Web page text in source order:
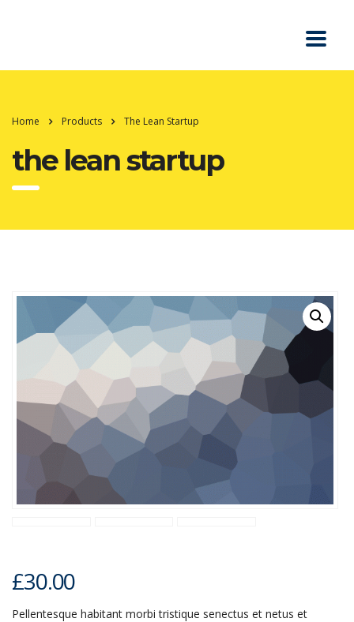
Home Products The Lean Startup
the lean startup
£30.00
Pellentesque habitant morbi tristique senectus et netus et